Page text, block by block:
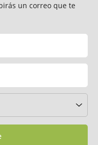
un correo que te